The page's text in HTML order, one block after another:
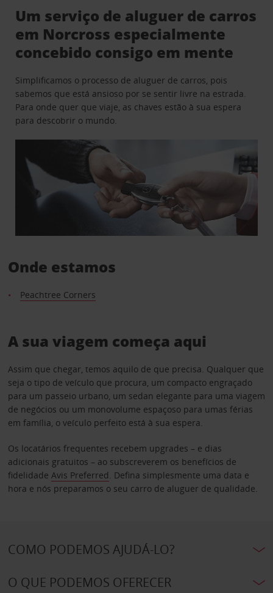
Um serviço de aluguer de carros
em Norcross especialmente
concebido consigo em mente
Simplificamos o processo de aluguer de carros, pois
sabemos que está ansioso por se sentir livre na estrada.
Para onde quer que viaje, as chaves estão à sua espera
para descobrir o mundo.
Onde estamos
Peachtree Corners
A sua viagem começa aqui
Assim que chegar, temos aquilo de que precisa. Qualquer que
seja o tipo de veículo que procura, um compacto engraçado
para um passeio urbano, um sedan elegante para uma viagem
de negócios ou um monovolume espaçoso para umas férias
em família, o veículo perfeito está à sua espera.
Os locatários frequentes recebem upgrades – e dias
adicionais gratuitos – ao subscreverem os benefícios de
fidelidade Avis Preferred. Defina simplesmente uma data e
hora e nós preparamos o seu carro de aluguer de qualidade.
COMO PODEMOS AJUDÁ-LO?
O QUE PODEMOS OFERECER